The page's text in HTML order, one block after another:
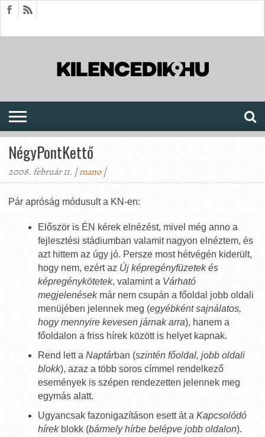
NégyPontKettő
2008. február 11. |mano|
Pár apróság módusult a KN-en:
Először is ÉN kérek elnézést, mivel még anno a
fejlesztési stádiumban valamit nagyon elnéztem, és
azt hittem az úgy jó. Persze most hétvégén kiderült,
hogy nem, ezért az Új képregényfüzetek és
képregénykötetek, valamint a Várható
megjelenésekmár nem csupán a főoldal jobb oldali
menüjében jelennek meg (egyébként sajnálatos,
hogy mennyire kevesen járnak arra), hanem a
főoldalon a friss hírek között is helyet kapnak.
Rend lett a Naptárban (szintén főoldal, jobb oldali
blokk), azaz a több soros címmel rendelkező
események is szépen rendezetten jelennek meg
egymás alatt.
Ugyancsak fazonigazításon esett át a Kapcsolódó
hírekblokk (bármely hírbe belépve jobb oldalon).